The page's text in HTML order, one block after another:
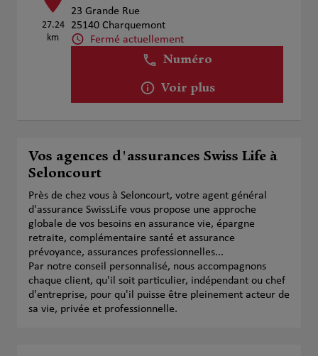
27.24
km
23 Grande Rue
25140 Charquemont
Fermé actuellement
Numéro
Voir plus
Vos agences d'assurances Swiss Life à
Seloncourt
Près de chez vous à Seloncourt, votre agent général
d'assurance SwissLife vous propose une approche
globale de vos besoins en assurance vie, épargne
retraite, complémentaire santé et assurance
prévoyance, assurances professionnelles...
Par notre conseil personnalisé, nous accompagnons
chaque client, qu'il soit particulier, indépendant ou chef
d'entreprise, pour qu'il puisse être pleinement acteur de
sa vie, privée et professionnelle.